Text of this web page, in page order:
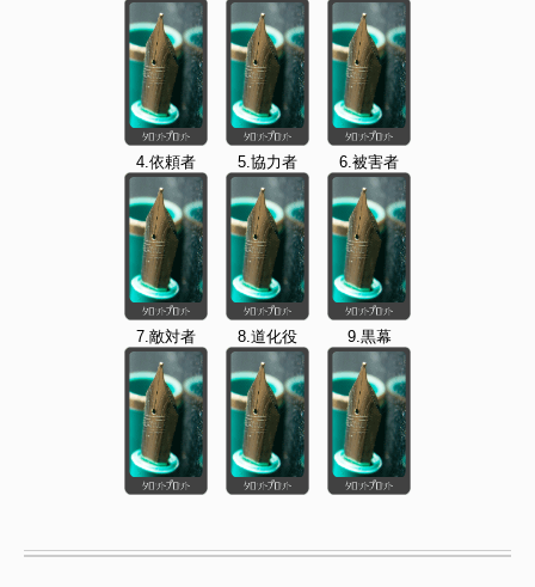
4.依頼者 5.協力者 6.被害者
7.敵対者 8.道化役 9.黒幕